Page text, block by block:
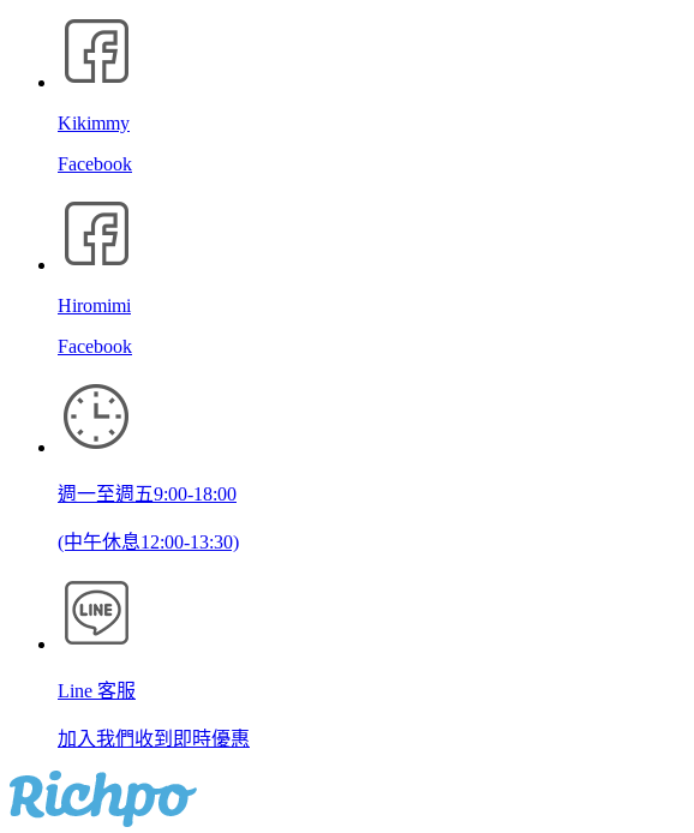
Kikimmy
Facebook
Hiromimi
Facebook
週一至週五9:00-18:00
(中午休息12:00-13:30)
Line 客服
加入我們收到即時優惠